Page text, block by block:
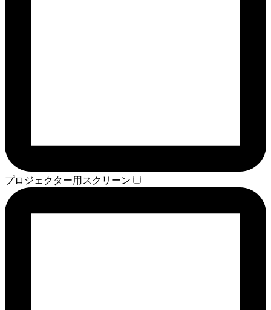
プロジェクター用スクリーン